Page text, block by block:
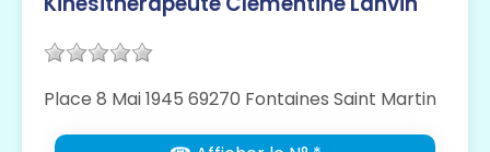
Place 8 Mai 1945 69270 Fontaines Saint Martin